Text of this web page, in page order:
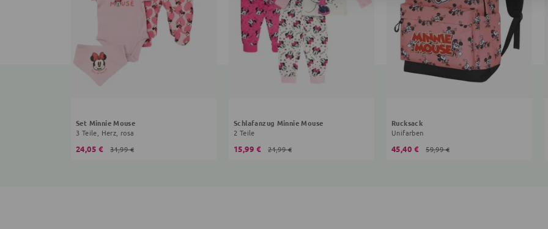
Set Minnie Mouse
3 Teile, Herz, rosa
24,05 € 31,99 €
Schlafanzug Minnie Mouse
2 Teile
15,99 € 21,99 €
Rucksack
Unifarben
45,40 € 59,99 €